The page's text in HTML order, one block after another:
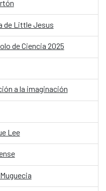
de Little Jesus
de Ciencia 2025
a la imaginación
Lee